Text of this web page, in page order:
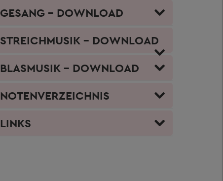
GESANG - DOWNLOAD
STREICHMUSIK - DOWNLOAD
BLASMUSIK - DOWNLOAD
NOTENVERZEICHNIS
LINKS